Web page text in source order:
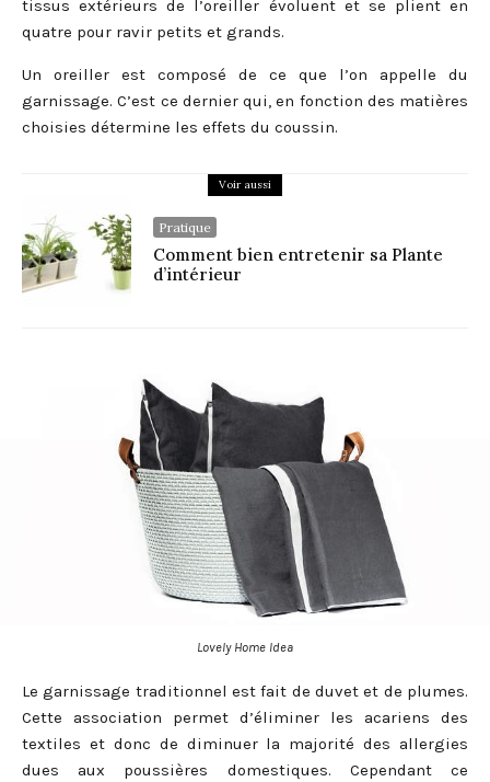
tissus extérieurs de l’oreiller évoluent et se plient en
quatre pour ravir petits et grands.
Un oreiller est composé de ce que l’on appelle du
garnissage. C’est ce dernier qui, en fonction des matières
choisies détermine les effets du coussin.
Voir aussi
Pratique
Comment bien entretenir sa Plante
d’intérieur
Lovely Home Idea
Le garnissage traditionnel est fait de duvet et de plumes.
Cette association permet d’éliminer les acariens des
textiles et donc de diminuer la majorité des allergies
dues aux poussières domestiques. Cependant ce